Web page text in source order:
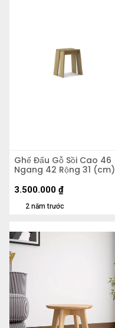
Ghế Đẩu Gỗ Sồi Cao 46
Ngang 42 Rộng 31 (cm)
2 năm trước
3.500.000 ₫